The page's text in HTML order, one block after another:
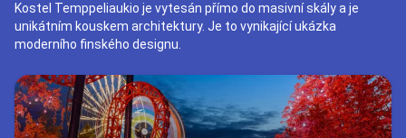
Kostel Temppeliaukio je vytesán přímo do masivní skály a je
unikátním kouskem architektury. Je to vynikající ukázka
moderního finského designu.